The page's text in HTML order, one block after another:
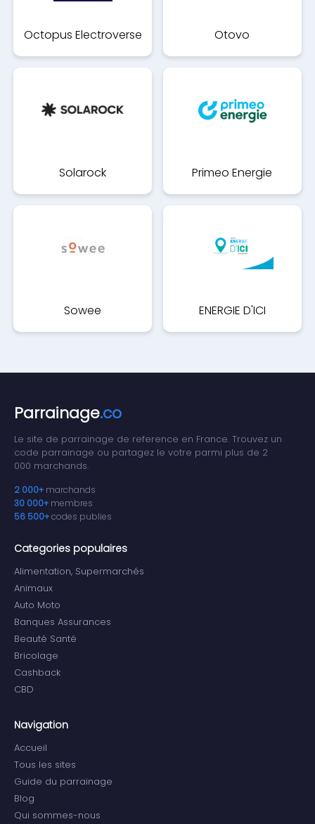
Octopus Electroverse Otovo
Solarock Primeo Energie
Sowee ENERGIE D'ICI
Parrainage.co
Le site de parrainage de reference en France. Trouvez un
code parrainage ou partagez le votre parmi plus de 2
000 marchands.
2 000+ marchands
30 000+ membres
56 500+codes publies
Categories populaires
Alimentation, Supermarchés
Animaux
Auto Moto
Banques Assurances
Beauté Santé
Bricolage
Cashback
CBD
Navigation
Accueil
Tous les sites
Guide du parrainage
Blog
Qui sommes-nous